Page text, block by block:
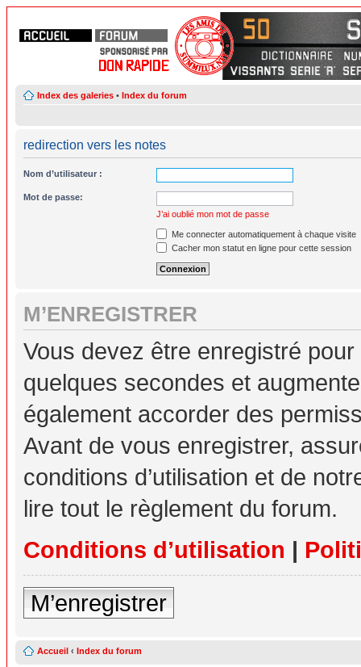
Index des galeries • Index du forum
redirection vers les notes
Nom d’utilisateur :
Mot de passe:
J’ai oublié mon mot de passe
Me connecter automatiquement à chaque visite
Cacher mon statut en ligne pour cette session
M’ENREGISTRER
Vous devez être enregistré
quelques secondes et
également accorder des
Avant de vous enregistrer,
conditions d’utilisation et de
lire tout le règlement du forum.
Conditions d’utilisation |
M’enregistrer
Accueil ‹ Index du forum